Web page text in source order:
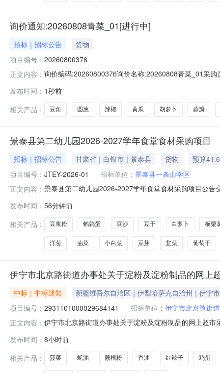
询价通知:20260808青菜_01[进行中]
招标｜招标公告
货物
项目编号： 20260800376
正文内容： 询价编码:20260800376询价名称:20260808青菜_01采
10.00.132026-08-09质量技术要求圆葱斤
发布时间： 1秒前
相关产品：
豆角 圆葱 辣椒 黄瓜 胡萝卜 蒜瓣
景泰县第二幼儿园2026-2027学年食堂食材采购项目
招标｜招标公告 甘肃省｜白银市｜景泰县 货物
预算
项目编号： JTEY-2026-01 招标单位： 景泰县一条山学区
正文内容： 景泰县第二幼儿园2026-2027学年食堂食材采购项目公
二幼儿园2026-2027学年食堂食材采购项目采购公告根
发布时间： 56分钟前
相关产品：
豆浆粉 鹌鹑蛋 豆沙 豆干 白萝卜 板栗
洋葱 油菜 小白菜 豆芽 韭菜 葡萄干
伊宁市北京路街道办事处关于淀粉及淀粉制品的网上
中标｜中标通知
新疆维吾尔自治区｜伊犁哈萨克自治州｜伊宁市
项目编号： 2931101000029684141 招标单位： 伊宁市北京路街
正文内容： 伊宁市北京路街道办事处关于淀粉及淀粉制品的网上超
（元）:项目所在行政区划编码:654002项目所在行政区
发布时间： 8小时前
相关产品：
菠菜 蚝油 蕨根粉 香油 红辣子 鸡蛋